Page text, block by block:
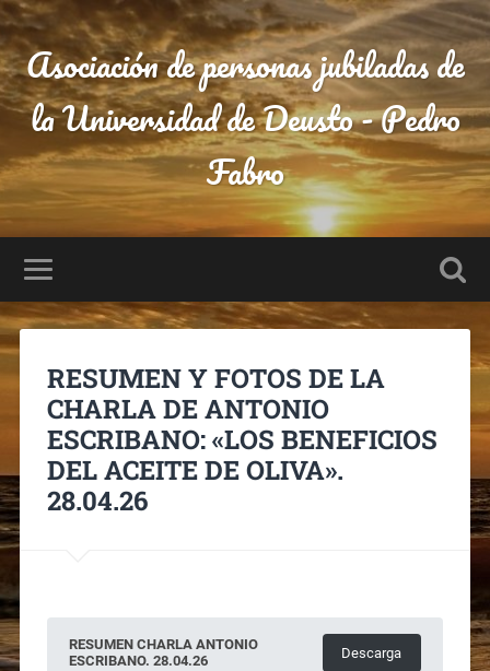
Asociación de personas jubiladas de
la Universidad de Deusto - Pedro
Fabro
RESUMEN Y FOTOS DE LA
CHARLA DE ANTONIO
ESCRIBANO: «LOS BENEFICIOS
DEL ACEITE DE OLIVA».
28.04.26
RESUMEN CHARLA ANTONIO
ESCRIBANO. 28.04.26
Descarga